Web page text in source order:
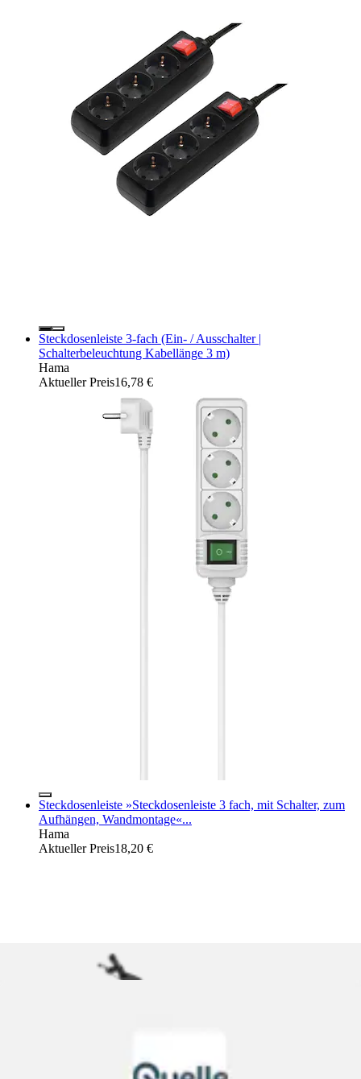
Steckdosenleiste 3-fach (Ein- / Ausschalter |
Schalterbeleuchtung Kabellänge 3 m)
Hama
Aktueller Preis16,78 €
Steckdosenleiste »Steckdosenleiste 3 fach, mit Schalter, zum
Aufhängen, Wandmontage«...
Hama
Aktueller Preis18,20 €